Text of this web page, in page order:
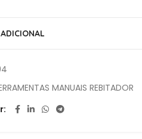
MANUAIS REBITADOR